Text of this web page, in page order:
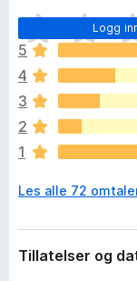
Logg
D
e
t
e
r
n
g
n
u
r
5
4
3
2
1
Les alle 72
Tillatelser og